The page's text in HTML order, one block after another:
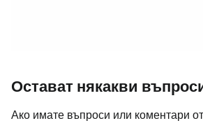
Остават някакви
Ако имате въпроси или коментари